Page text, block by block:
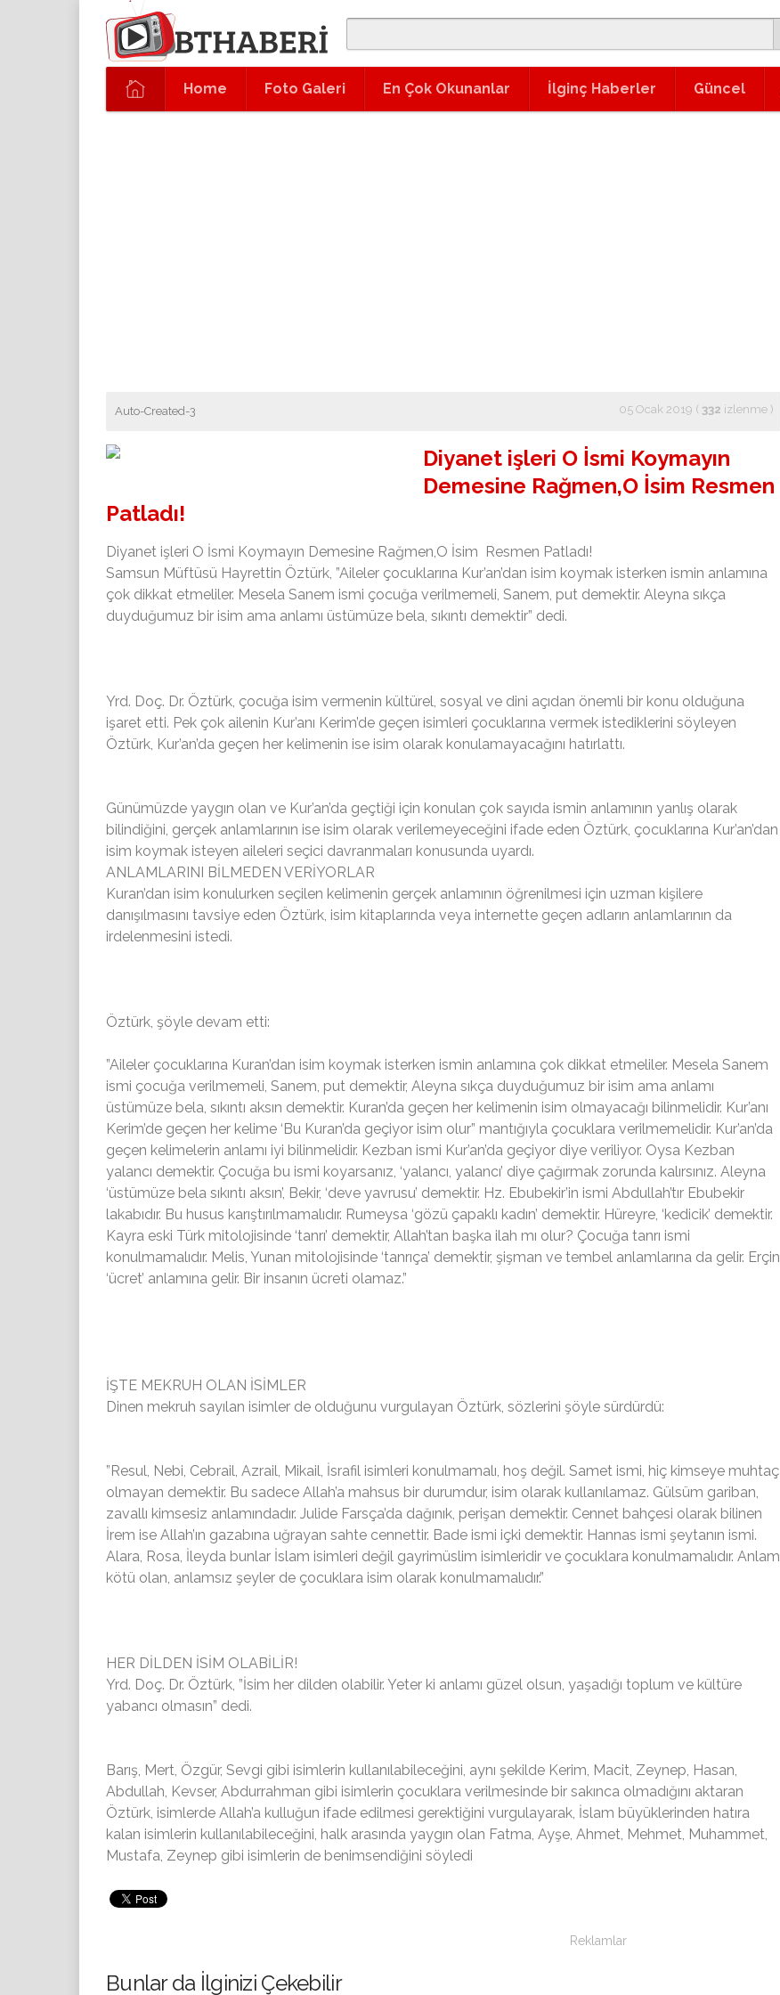
Home Foto Galeri En Çok Okunanlar İlginç Haberler Güncel
Auto-Created-3 05 Ocak 2019 ( 332 izlenme )
Diyanet işleri O İsmi Koymayın
Demesine Rağmen,O İsim Resmen
Patladı!
Diyanet işleri O İsmi Koymayın Demesine Rağmen,O İsim Resmen Patladı!
Samsun Müftüsü Hayrettin Öztürk, ”Aileler çocuklarına Kur’an’dan isim koymak isterken ismin anlamına
çok dikkat etmeliler. Mesela Sanem ismi çocuğa verilmemeli, Sanem, put demektir. Aleyna sıkça
duyduğumuz bir isim ama anlamı üstümüze bela, sıkıntı demektir” dedi.
Yrd. Doç. Dr. Öztürk, çocuğa isim vermenin kültürel, sosyal ve dini açıdan önemli bir konu olduğuna
işaret etti. Pek çok ailenin Kur’anı Kerim’de geçen isimleri çocuklarına vermek istediklerini söyleyen
Öztürk, Kur’an’da geçen her kelimenin ise isim olarak konulamayacağını hatırlattı.
Günümüzde yaygın olan ve Kur’an’da geçtiği için konulan çok sayıda ismin anlamının yanlış olarak
bilindiğini, gerçek anlamlarının ise isim olarak verilemeyeceğini ifade eden Öztürk, çocuklarına Kur’an’dan
isim koymak isteyen aileleri seçici davranmaları konusunda uyardı.
ANLAMLARINI BİLMEDEN VERİYORLAR
Kuran’dan isim konulurken seçilen kelimenin gerçek anlamının öğrenilmesi için uzman kişilere
danışılmasını tavsiye eden Öztürk, isim kitaplarında veya internette geçen adların anlamlarının da
irdelenmesini istedi.
Öztürk, şöyle devam etti:
”Aileler çocuklarına Kuran’dan isim koymak isterken ismin anlamına çok dikkat etmeliler. Mesela Sanem
ismi çocuğa verilmemeli, Sanem, put demektir, Aleyna sıkça duyduğumuz bir isim ama anlamı
üstümüze bela, sıkıntı aksın demektir. Kuran’da geçen her kelimenin isim olmayacağı bilinmelidir. Kur’anı
Kerim’de geçen her kelime ‘Bu Kuran’da geçiyor isim olur” mantığıyla çocuklara verilmemelidir. Kur’an’da
geçen kelimelerin anlamı iyi bilinmelidir. Kezban ismi Kur’an’da geçiyor diye veriliyor. Oysa Kezban
yalancı demektir. Çocuğa bu ismi koyarsanız, ‘yalancı, yalancı’ diye çağırmak zorunda kalırsınız. Aleyna
‘üstümüze bela sıkıntı aksın’, Bekir, ‘deve yavrusu’ demektir. Hz. Ebubekir’in ismi Abdullah’tır Ebubekir
lakabıdır. Bu husus karıştırılmamalıdır. Rumeysa ‘gözü çapaklı kadın’ demektir. Hüreyre, ‘kedicik’ demektir.
Kayra eski Türk mitolojisinde ‘tanrı’ demektir, Allah’tan başka ilah mı olur? Çocuğa tanrı ismi
konulmamalıdır. Melis, Yunan mitolojisinde ‘tanrıça’ demektir, şişman ve tembel anlamlarına da gelir. Erçin
‘ücret’ anlamına gelir. Bir insanın ücreti olamaz.”
İŞTE MEKRUH OLAN İSİMLER
Dinen mekruh sayılan isimler de olduğunu vurgulayan Öztürk, sözlerini şöyle sürdürdü:
”Resul, Nebi, Cebrail, Azrail, Mikail, İsrafil isimleri konulmamalı, hoş değil. Samet ismi, hiç kimseye muhtaç
olmayan demektir. Bu sadece Allah’a mahsus bir durumdur, isim olarak kullanılamaz. Gülsüm gariban,
zavallı kimsesiz anlamındadır. Julide Farsça’da dağınık, perişan demektir. Cennet bahçesi olarak bilinen
İrem ise Allah’ın gazabına uğrayan sahte cennettir. Bade ismi içki demektir. Hannas ismi şeytanın ismi.
Alara, Rosa, İleyda bunlar İslam isimleri değil gayrimüslim isimleridir ve çocuklara konulmamalıdır.
kötü olan, anlamsız şeyler de çocuklara isim olarak konulmamalıdır.”
HER DİLDEN İSİM OLABİLİR!
Yrd. Doç. Dr. Öztürk, ”İsim her dilden olabilir. Yeter ki anlamı güzel olsun, yaşadığı toplum ve kültüre
yabancı olmasın” dedi.
Barış, Mert, Özgür, Sevgi gibi isimlerin kullanılabileceğini, aynı şekilde Kerim, Macit, Zeynep, Hasan,
Abdullah, Kevser, Abdurrahman gibi isimlerin çocuklara verilmesinde bir sakınca olmadığını aktaran
Öztürk, isimlerde Allah’a kulluğun ifade edilmesi gerektiğini vurgulayarak, İslam büyüklerinden hatıra
kalan isimlerin kullanılabileceğini, halk arasında yaygın olan Fatma, Ayşe, Ahmet, Mehmet, Muhammet,
Mustafa, Zeynep gibi isimlerin de benimsendiğini söyledi
Reklamlar
Bunlar da İlginizi Çekebilir